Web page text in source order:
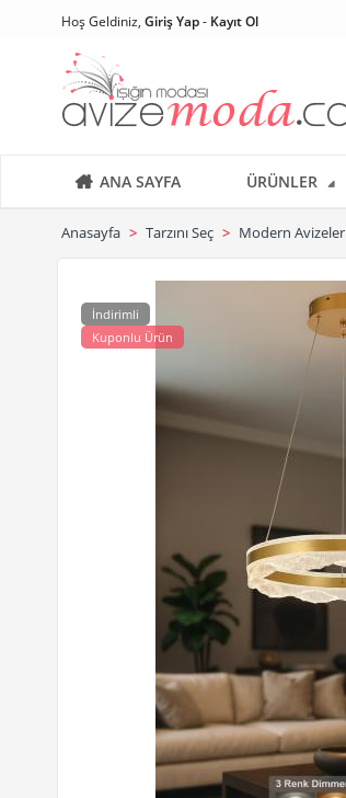
Hoş Geldiniz, Giriş Yap- Kayıt Ol
ANA SAYFA ÜRÜNLER
Anasayfa Tarzını Seç Modern Avizeler
İndirimli
Kuponlu Ürün